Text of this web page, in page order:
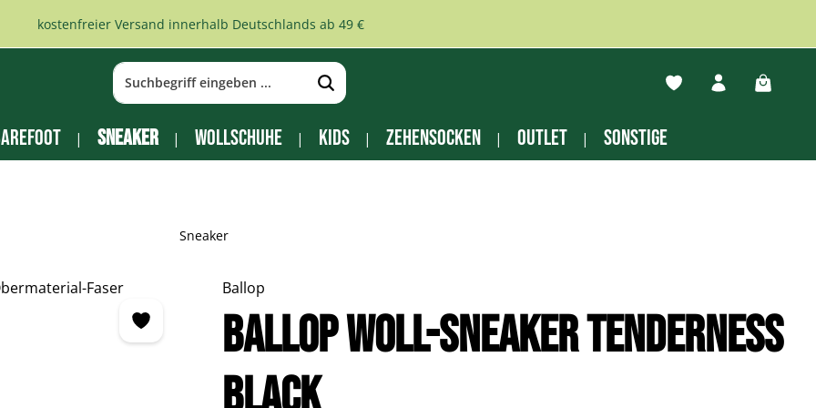
kostenfreier Versand innerhalb Deutschlands ab 49 €
Du hast 0 Produkte
Sneaker Wollschuhe Kids Zehensocken Outlet Sonstige
Sneaker
Ballop
BALLOP Woll-Sneaker Tenderness